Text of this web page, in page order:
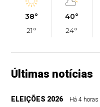
38°
21°
40°
24°
Últimas notícias
ELEIÇÕES 2026 Há 4 horas